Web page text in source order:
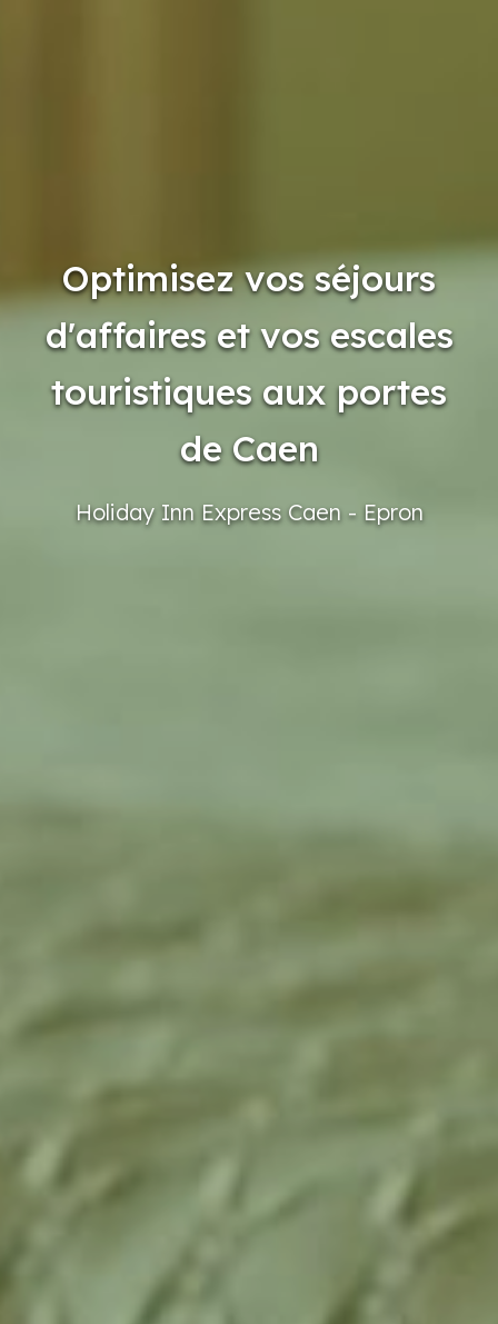
Optimisez vos séjours
d'affaires et vos escales
touristiques aux portes
de Caen
Holiday Inn Express Caen - Epron